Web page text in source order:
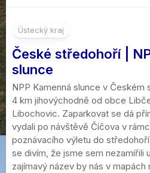
Ústecký kraj
České středohoří |
slunce
NPP Kamenná slunce v Českém
4 km jihovýchodně od obce
Libochovic. Zaparkovat se dá
vydali po návštěvě Číčova v
poznávacího výletu do
se divím, že jsme sem nezamířili
zajímavý název by nás v